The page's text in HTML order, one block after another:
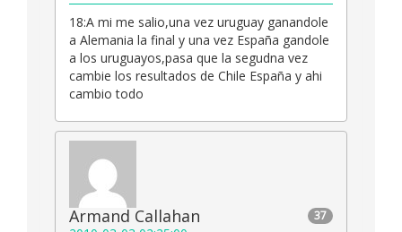
18:A mi me salio,una vez uruguay ganandole
a Alemania la final y una vez España gandole
a los uruguayos,pasa que la segudna vez
cambie los resultados de Chile España y ahi
cambio todo
37
Armand Callahan